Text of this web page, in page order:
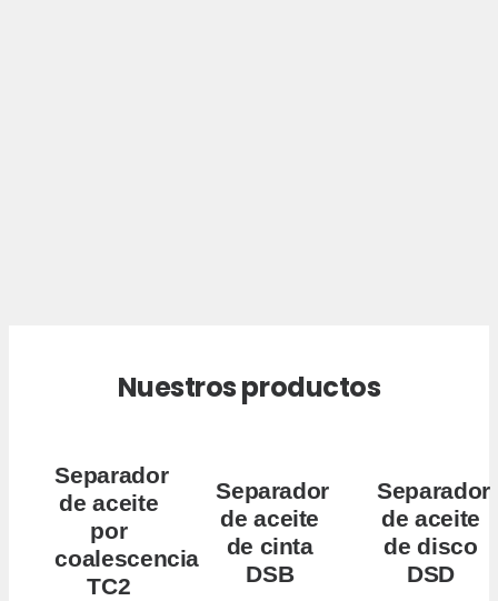
Nuestros productos
Separador
de aceite
por
coalescencia
TC2
Separador
de aceite
de cinta
DSB
Separador
de aceite
de disco
DSD